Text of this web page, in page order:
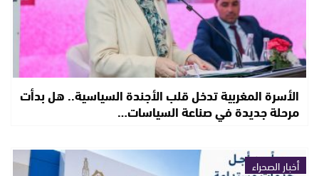
الأسرة المغربية تدخل قلب الأجندة السياسية.. هل بدأت
مرحلة جديدة في صناعة السياسات…
أخبار الصحراء